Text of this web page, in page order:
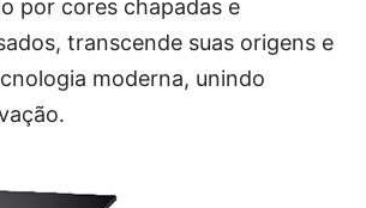
por cores chapadas e
transcende suas origens e
moderna, unindo